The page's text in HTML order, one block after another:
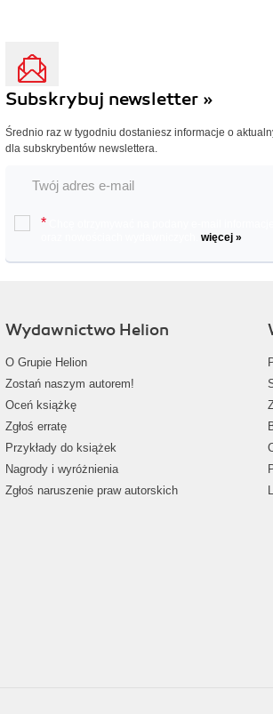
Subskrybuj newsletter »
Średnio raz w tygodniu dostaniesz informacje o
dla subskrybentów newslettera.
*
więcej »
Wydawnictwo Helion
O Grupie Helion
Zostań naszym autorem!
Oceń książkę
Zgłoś erratę
Przykłady do książek
Nagrody i wyróżnienia
Zgłoś naruszenie praw autorskich